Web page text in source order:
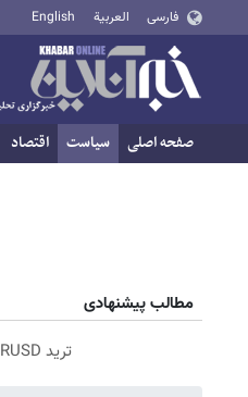
فارسی العربية English
صفحه اصلی سیاست اقتصاد
مطالب پیشنهادی
ترید EURUSD با اسپرد از صفر پیپ